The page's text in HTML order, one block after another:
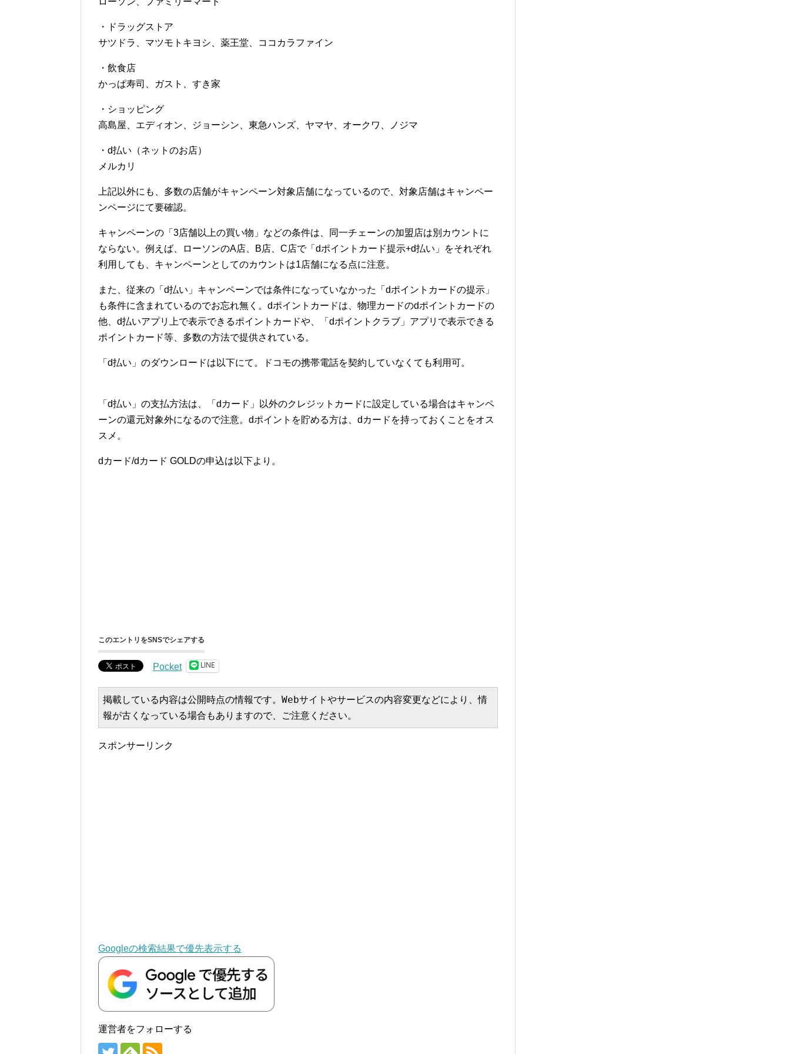
・ドラッグストア
サツドラ、マツモトキヨシ、薬王堂、ココカラファイン
・飲食店
かっぱ寿司、ガスト、すき家
・ショッピング
高島屋、エディオン、ジョーシン、東急ハンズ、ヤマヤ、オークワ、ノジマ
・d払い（ネットのお店）
メルカリ
上記以外にも、多数の店舗がキャンペーン対象店舗になっているので、対象店舗はキャンペー
ンページにて要確認。
キャンペーンの「3店舗以上の買い物」などの条件は、同一チェーンの加盟店は別カウントに
ならない。例えば、ローソンのA店、B店、C店で「dポイントカード提示+d払い」をそれぞれ
利用しても、キャンペーンとしてのカウントは1店舗になる点に注意。
また、従来の「d払い」キャンペーンでは条件になっていなかった「dポイントカードの提示」
も条件に含まれているのでお忘れ無く。dポイントカードは、物理カードのdポイントカードの
他、d払いアプリ上で表示できるポイントカードや、「dポイントクラブ」アプリで表示できる
ポイントカード等、多数の方法で提供されている。
「d払い」のダウンロードは以下にて。ドコモの携帯電話を契約していなくても利用可。
「d払い」の支払方法は、「dカード」以外のクレジットカードに設定している場合はキャンペ
ーンの還元対象外になるので注意。dポイントを貯める方は、dカードを持っておくことをオス
スメ。
dカード/dカード GOLDの申込は以下より。
このエントリをSNSでシェアする
Pocket LINE
掲載している内容は公開時点の情報です。Webサイトやサービスの内容変更などにより、情
報が古くなっている場合もありますので、ご注意ください。
スポンサーリンク
Googleの検索結果で優先表示する
運営者をフォローする